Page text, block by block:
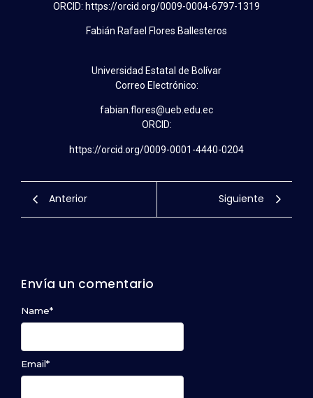
ORCID: https://orcid.org/0009-0004-6797-1319
Fabián Rafael Flores Ballesteros
Universidad Estatal de Bolívar
Correo Electrónico:
fabian.flores@ueb.edu.ec
ORCID:
https://orcid.org/0009-0001-4440-0204
Anterior Siguiente
Envía un comentario
Name*
Email*